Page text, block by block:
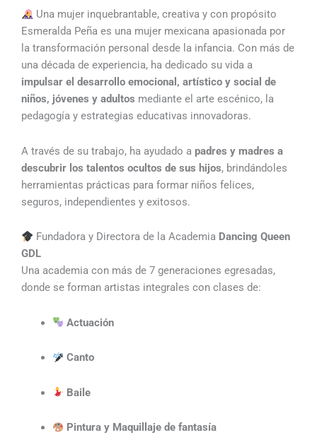
Una mujer inquebrantable, creativa y con propósito
Esmeralda Peña es una mujer mexicana apasionada por
la transformación personal desde la infancia. Con más de
una década de experiencia, ha dedicado su vida a
impulsar el desarrollo emocional, artístico y social de
niños, jóvenes y adultos mediante el arte escénico, la
pedagogía y estrategias educativas innovadoras.
A través de su trabajo, ha ayudado a padres y madres a
descubrir los talentos ocultos de sus hijos, brindándoles
herramientas prácticas para formar niños felices,
seguros, independientes y exitosos.
Fundadora y Directora de la Academia Dancing Queen
GDL
Una academia con más de 7 generaciones egresadas,
donde se forman artistas integrales con clases de:
Actuación
Canto
Baile
Pintura y Maquillaje de fantasía